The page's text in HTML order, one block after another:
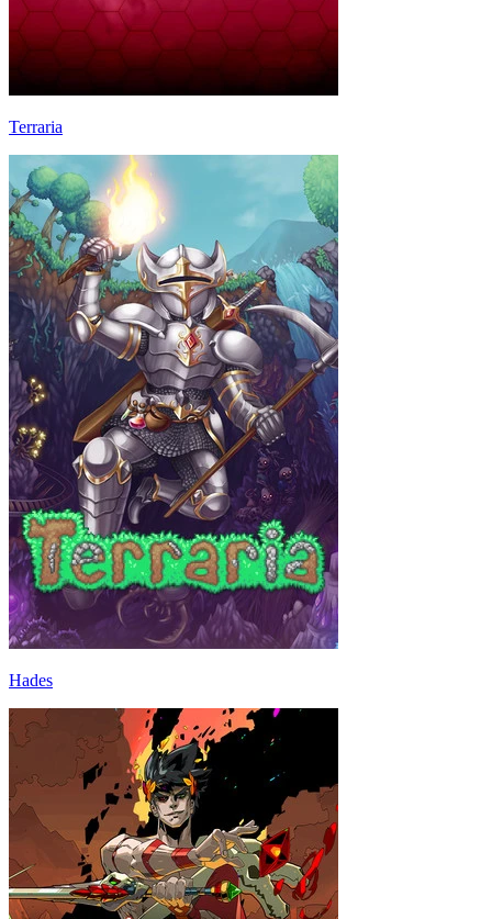
Terraria
Hades